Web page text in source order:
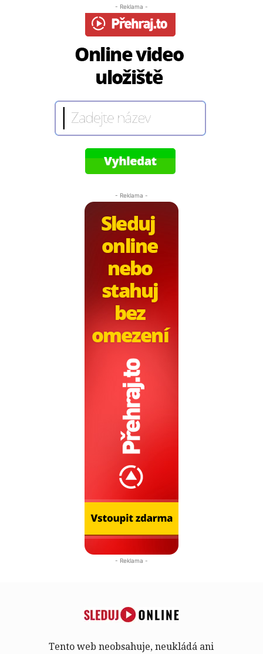
- Reklama -
- Reklama -
- Reklama -
Tento web neobsahuje, neukládá ani